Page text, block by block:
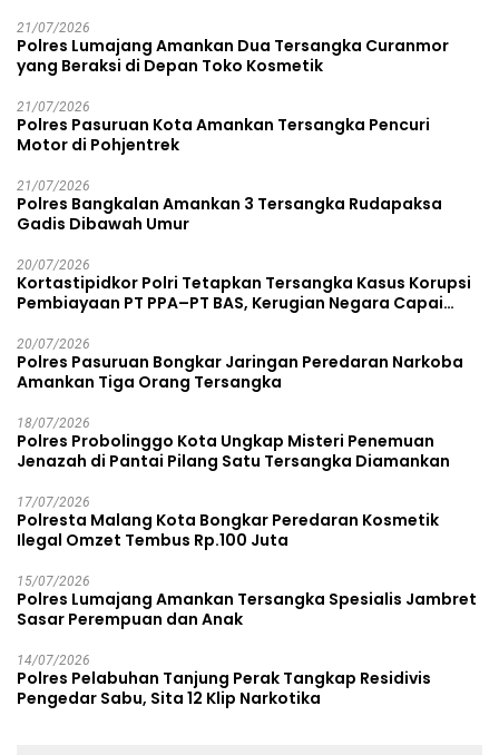
21/07/2026
Polres Lumajang Amankan Dua Tersangka Curanmor
yang Beraksi di Depan Toko Kosmetik
21/07/2026
Polres Pasuruan Kota Amankan Tersangka Pencuri
Motor di Pohjentrek
21/07/2026
Polres Bangkalan Amankan 3 Tersangka Rudapaksa
Gadis Dibawah Umur
20/07/2026
Kortastipidkor Polri Tetapkan Tersangka Kasus Korupsi
Pembiayaan PT PPA–PT BAS, Kerugian Negara Capai
20/07/2026
Polres Pasuruan Bongkar Jaringan Peredaran Narkoba
Amankan Tiga Orang Tersangka
18/07/2026
Polres Probolinggo Kota Ungkap Misteri Penemuan
Jenazah di Pantai Pilang Satu Tersangka Diamankan
17/07/2026
Polresta Malang Kota Bongkar Peredaran Kosmetik
Ilegal Omzet Tembus Rp.100 Juta
15/07/2026
Polres Lumajang Amankan Tersangka Spesialis Jambret
Sasar Perempuan dan Anak
14/07/2026
Polres Pelabuhan Tanjung Perak Tangkap Residivis
Pengedar Sabu, Sita 12 Klip Narkotika